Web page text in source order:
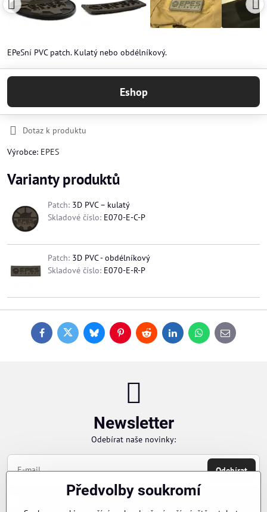
EPeSní PVC patch. Kulatý nebo obdélníkový.
Eshop
Dotaz k produktu
Výrobce: EPES
Varianty produktů
Patch: 3D PVC – kulatý
Skladové číslo: E070-E-C-P
Patch: 3D PVC - obdélníkový
Skladové číslo: E070-E-R-P
FacebookTwitterBlueskyPinterestReddit LinkedInWhatsApp
E-
mail
Newsletter
Odebírat naše novinky:
Odebírat
Chci se přihlásit k odběru novinek e-mailem
Předvolby soukromí